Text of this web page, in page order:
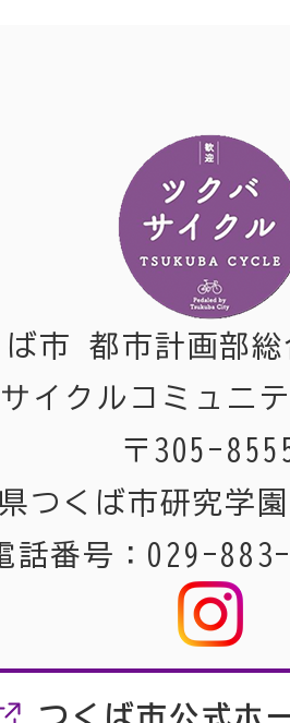
ば市 都市計画部
サイクルコミュニ
〒305-
つくば市研究学
話番号：029-
つくば市公式ホ